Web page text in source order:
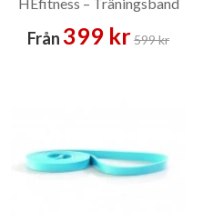
Från 399 kr599 kr